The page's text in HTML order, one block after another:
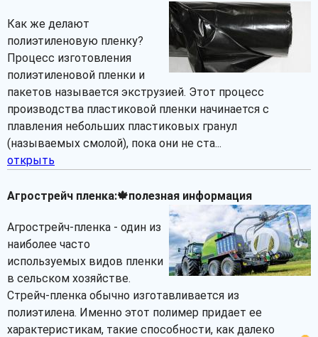
Как же делают
полиэтиленовую пленку?
Процесс изготовления
полиэтиленовой пленки и
пакетов называется экструзией. Этот процесс
производства пластиковой пленки начинается с
плавления небольших пластиковых гранул
(называемых смолой), пока они не ста...
открыть
Агрострейч пленка:🍁полезная информация
Агрострейч-пленка - один из
наиболее часто
используемых видов пленки
в сельском хозяйстве.
Стрейч-пленка обычно изготавливается из
полиэтилена. Именно этот полимер придает ее
характеристикам, такие способности, как далеко